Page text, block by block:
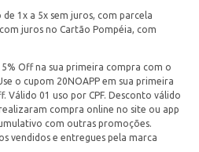
de 1x a 5x sem juros, com parcela
juros no Cartão Pompéia, com
Off na sua primeira compra com o
o cupom 20NOAPP em sua primeira
Válido 01 uso por CPF. Desconto válido
compra online no site ou app
com outras promoções.
vendidos e entregues pela marca